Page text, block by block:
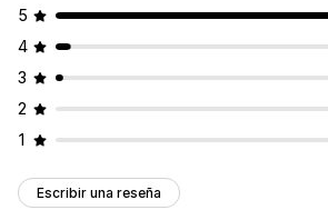
5
4
3
2
1
Escribir una reseña